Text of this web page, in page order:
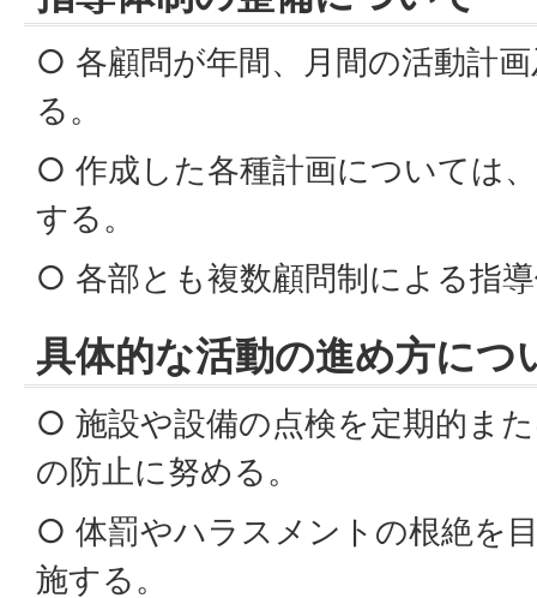
○ 各顧問が年間、月間の活動計
る。
○ 作成した各種計画については
する。
○ 各部とも複数顧問制による指
具体的な活動の進め方につ
○ 施設や設備の点検を定期的ま
の防止に努める。
○ 体罰やハラスメントの根絶を
施する。